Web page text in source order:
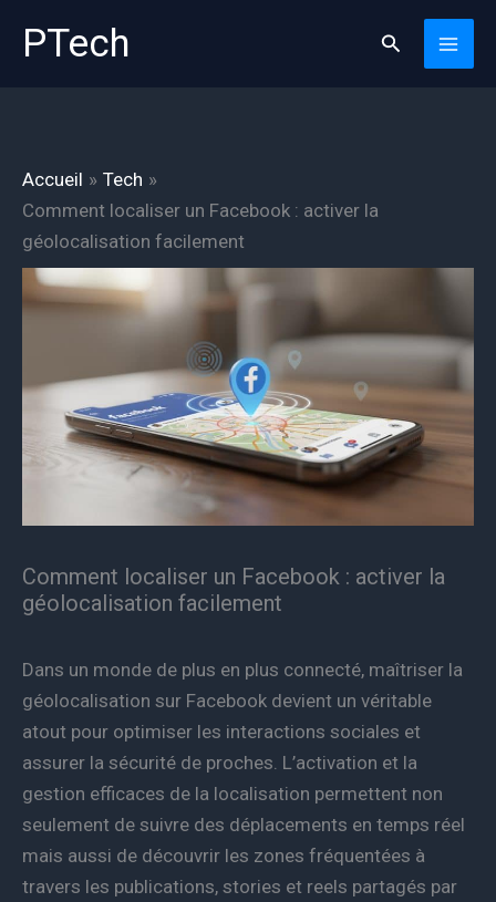
PTech Rechercher
Accueil
Tech
Comment localiser un Facebook : activer la
géolocalisation facilement
Comment localiser un Facebook : activer la
géolocalisation facilement
Dans un monde de plus en plus connecté, maîtriser la
géolocalisation sur Facebook devient un véritable
atout pour optimiser les interactions sociales et
assurer la sécurité de proches. L’activation et la
gestion efficaces de la localisation permettent non
seulement de suivre des déplacements en temps réel
mais aussi de découvrir les zones fréquentées à
travers les publications, stories et reels partagés par